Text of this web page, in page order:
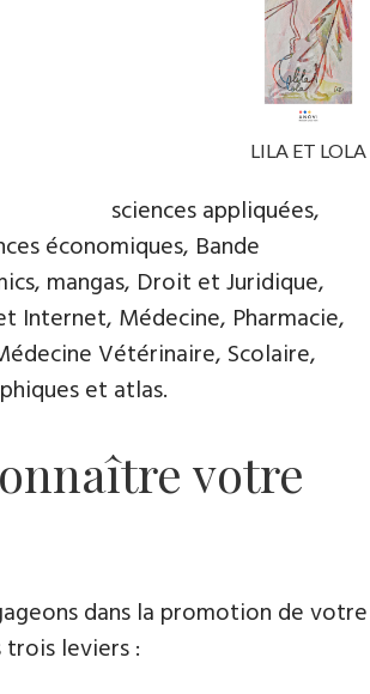
LILA ET LOLA
sciences appliquées,
économiques, Bande
mangas, Droit et Juridique,
Internet, Médecine, Pharmacie,
Vétérinaire, Scolaire,
et atlas.
votre
dans la promotion de votre
leviers :